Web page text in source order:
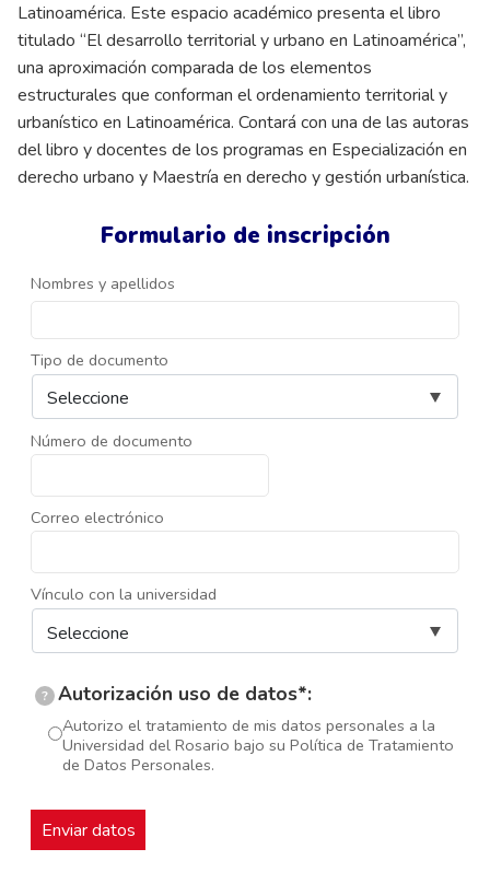
Formulario de inscripción
Nombres y apellidos
Tipo de documento
Número de documento
Correo electrónico
Vínculo con la universidad
? Autorización uso de datos*:
Autorizo el tratamiento de mis datos personales a la
Universidad del Rosario bajo su Política de Tratamiento
de Datos Personales.
Latinoamérica. Este espacio académico presenta el libro
titulado “El desarrollo territorial y urbano en Latinoamérica”,
una aproximación comparada de los elementos
estructurales que conforman el ordenamiento territorial y
urbanístico en Latinoamérica. Contará con una de las autoras
del libro y docentes de los programas en Especialización en
derecho urbano y Maestría en derecho y gestión urbanística.